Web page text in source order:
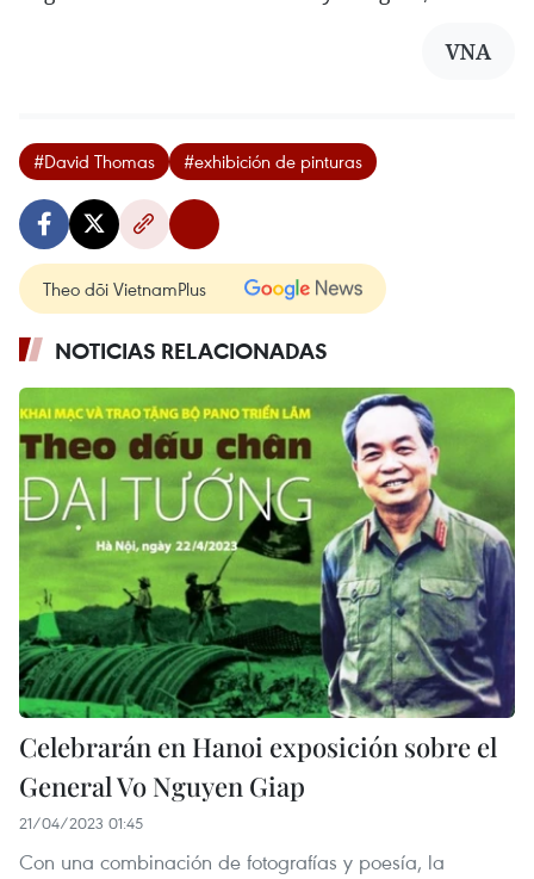
VNA
#David Thomas #exhibición de pinturas
Theo dõi VietnamPlus
NOTICIAS RELACIONADAS
Celebrarán en Hanoi exposición sobre el
General Vo Nguyen Giap
21/04/2023 01:45
Con una combinación de fotografías y poesía, la